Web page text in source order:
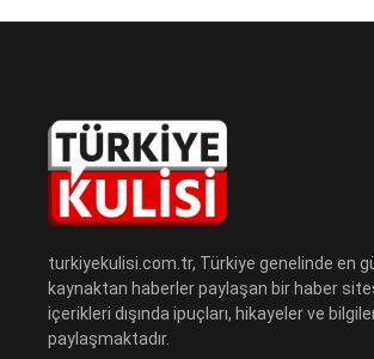
turkiyekulisi.com.tr, Türkiye genelinde en
kaynaktan haberler paylaşan bir haber
içerikleri dışında ipuçları, hikayeler ve
paylaşmaktadır.